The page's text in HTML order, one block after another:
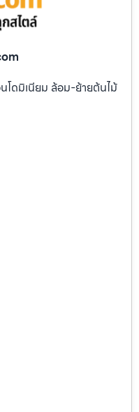
ดมิเนียม ล้อม-ย้ายต้นไม้